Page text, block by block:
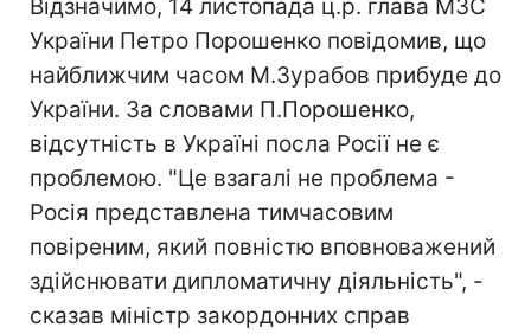
Відзначимо, 14 листопада ц.р. глава МЗС
України Петро Порошенко повідомив, що
найближчим часом М.Зурабов прибуде до
України. За словами П.Порошенко,
відсутність в Україні посла Росії не є
проблемою. "Це взагалі не проблема -
Росія представлена тимчасовим
повіреним, який повністю вповноважений
здійснювати дипломатичну діяльність", -
сказав міністр закордонних справ